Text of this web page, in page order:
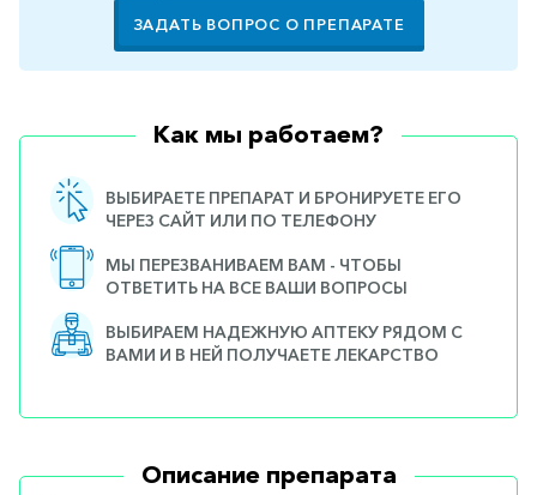
ЗАДАТЬ ВОПРОС О ПРЕПАРАТЕ
Как мы работаем?
ВЫБИРАЕТЕ ПРЕПАРАТ И БРОНИРУЕТЕ ЕГО
ЧЕРЕЗ САЙТ ИЛИ ПО ТЕЛЕФОНУ
МЫ ПЕРЕЗВАНИВАЕМ ВАМ - ЧТОБЫ
ОТВЕТИТЬ НА ВСЕ ВАШИ ВОПРОСЫ
ВЫБИРАЕМ НАДЕЖНУЮ АПТЕКУ РЯДОМ С
ВАМИ И В НЕЙ ПОЛУЧАЕТЕ ЛЕКАРСТВО
Описание препарата